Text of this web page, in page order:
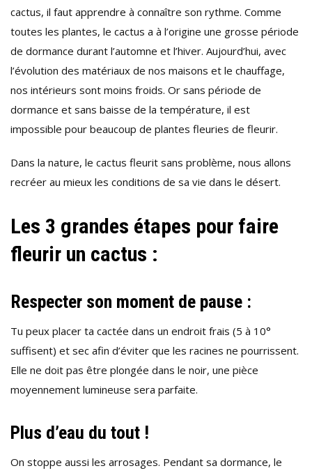
cactus, il faut apprendre à connaître son rythme. Comme
toutes les plantes, le cactus a à l’origine une grosse période
de dormance durant l’automne et l’hiver. Aujourd’hui, avec
l’évolution des matériaux de nos maisons et le chauffage,
nos intérieurs sont moins froids. Or sans période de
dormance et sans baisse de la température, il est
impossible pour beaucoup de plantes fleuries de fleurir.
Dans la nature, le cactus fleurit sans problème, nous allons
recréer au mieux les conditions de sa vie dans le désert.
Les 3 grandes étapes pour faire
fleurir un cactus :
Respecter son moment de pause :
Tu peux placer ta cactée dans un endroit frais (5 à 10°
suffisent) et sec afin d’éviter que les racines ne pourrissent.
Elle ne doit pas être plongée dans le noir, une pièce
moyennement lumineuse sera parfaite.
Plus d’eau du tout !
On stoppe aussi les arrosages. Pendant sa dormance, le